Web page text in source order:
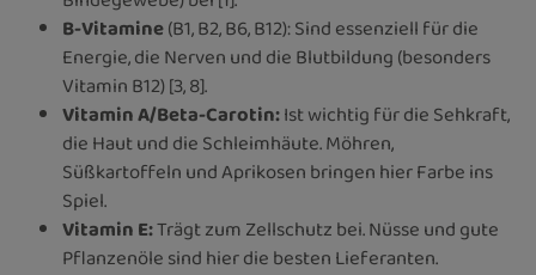
B-Vitamine(B1, B2, B6, B12): Sind essenziell für die
Energie, die Nerven und die Blutbildung (besonders
Vitamin B12) [3, 8].
Vitamin A/Beta-Carotin:Ist wichtig für die Sehkraft,
die Haut und die Schleimhäute. Möhren,
Süßkartoffeln und Aprikosen bringen hier Farbe ins
Spiel.
Vitamin E:Trägt zum Zellschutz bei. Nüsse und gute
Pflanzenöle sind hier die besten Lieferanten.